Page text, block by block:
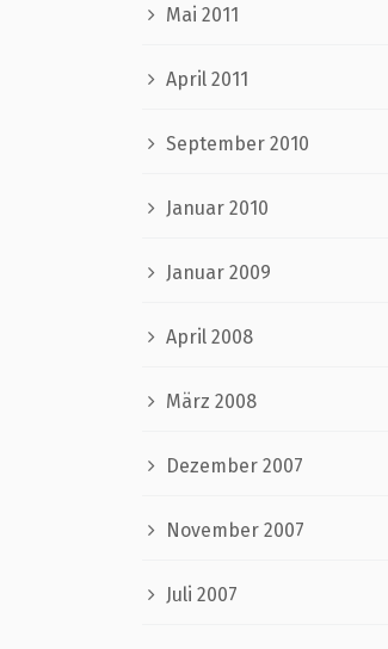
Mai 2011
April 2011
September 2010
Januar 2010
Januar 2009
April 2008
März 2008
Dezember 2007
November 2007
Juli 2007